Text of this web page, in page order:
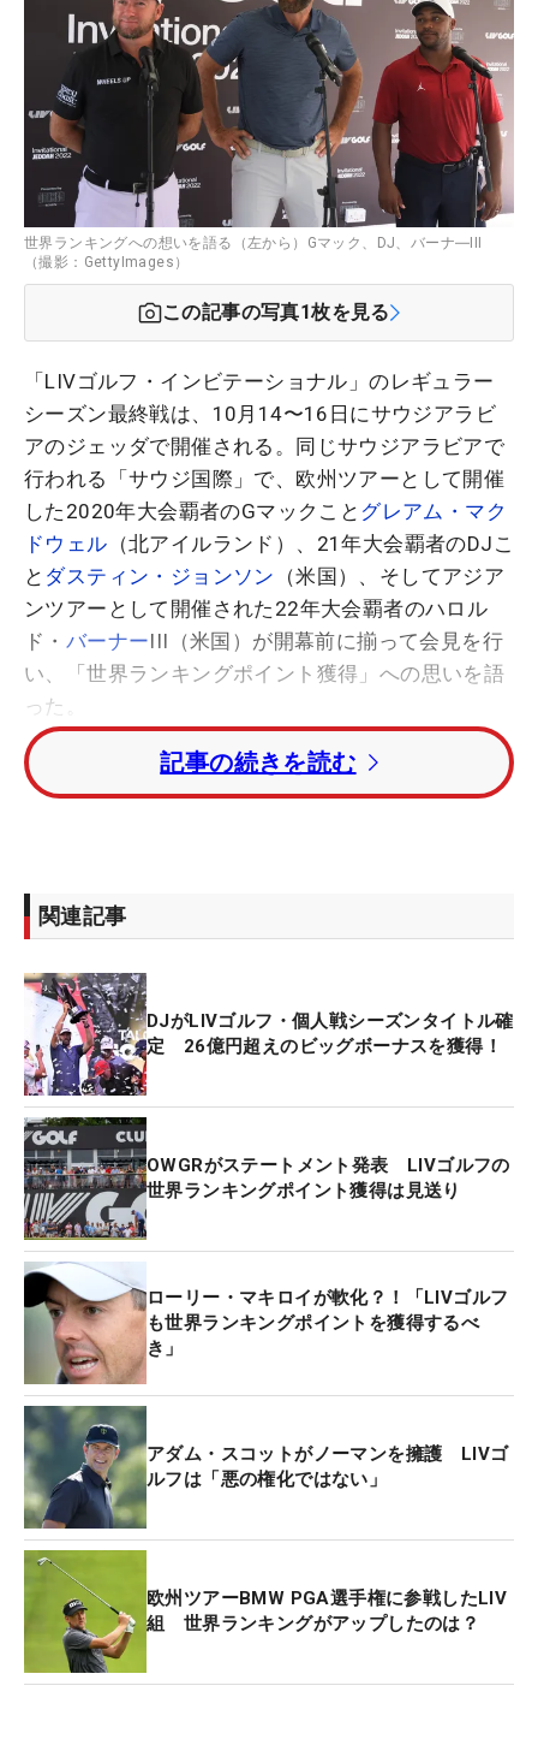
世界ランキングへの想いを語る（左から）Gマック、DJ、バーナ―III
（撮影：GettyImages）
この記事の写真1枚を見る
「LIVゴルフ・インビテーショナル」のレギュラー
シーズン最終戦は、10月14〜16日にサウジアラビ
アのジェッダで開催される。同じサウジアラビアで
行われる「サウジ国際」で、欧州ツアーとして開催
した2020年大会覇者のGマックこと グレアム・マク
ドウェル （北アイルランド）、21年大会覇者のDJこ
と ダスティン・ジョンソン （米国）、そしてアジア
ンツアーとして開催された22年大会覇者のハロル
ド・ バーナーIII（米国）が開幕前に揃って会見を行
い、「世界ランキングポイント獲得」への思いを語
った。
DJの“壁ドン”イーグルに大騒ぎ！【LIVゴルフ動
画】
る大会を無視することはできない」とキッパリ。
「もしDJの世界ランキングが正確でなければ、すべ
LIVはできることはすべてしている。ここには高い
高いレベルの選手が集まっている。もしポイントが
付与されないのであれば、オフィシャルワールドラ
ンキングから“オフィシャル”を外すべきだ」と展開
した。
そんなGマックに「まったくその通りだ」とDJも賛
同。そして「我々はポイントを獲得する。今は違っ
た方向に進んでいて時間がかかるかもしれない。た
だ時間が経てばどんどんとランキングは下降してい
く。しかし必ず良い方向に行く。正しい判断がされ
ることを希望している」と付け加えた。
バーナーIIIも「何が問題なのか分からないが、LIVゴ
ルフは常に最新の情報を知らせてくれる。彼らの仕
事はすばらしい。それにここでプレーするのは本当
に楽しい」と話した。
LIVゴルフは10月5日、ドバイを拠点とする世界ラン
キングポイント対象ツアーである「MENAツアー」
と提携。同ツアーの持つ資格でポイント獲得を目指
したが、『オフィシャル・ワールド・ゴルフ・ラン
記事の続きを読む
関連記事
DJがLIVゴルフ・個人戦シーズンタイトル確
定 26億円超えのビッグボーナスを獲得！
OWGRがステートメント発表 LIVゴルフの
世界ランキングポイント獲得は見送り
ローリー・マキロイが軟化？！「LIVゴルフ
も世界ランキングポイントを獲得するべ
き」
アダム・スコットがノーマンを擁護 LIVゴ
ルフは「悪の権化ではない」
欧州ツアーBMW PGA選手権に参戦したLIV
組 世界ランキングがアップしたのは？